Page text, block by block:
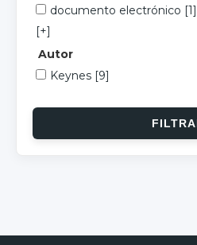
documento electrónico [1]
[+]
Autor
Keynes [9]